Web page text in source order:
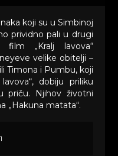
koji su u Simbinoj
prividno pali u drugi
film „Kralj lavova“
velike obitelji –
Timona i Pumbu, koji
dobiju priliku
priču. Njihov životni
„Hakuna matata“.